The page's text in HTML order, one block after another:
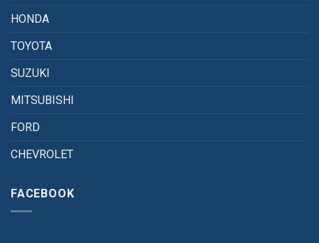
HONDA
TOYOTA
SUZUKI
MITSUBISHI
FORD
CHEVROLET
FACEBOOK